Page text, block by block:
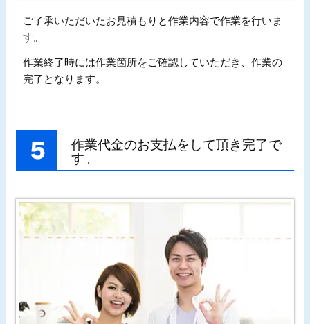
ご了承いただいたお見積もりと作業内容で作業を行いま
す。
作業終了時には作業箇所をご確認していただき、作業の
完了となります。
作業代金のお支払をして頂き完了で
す。